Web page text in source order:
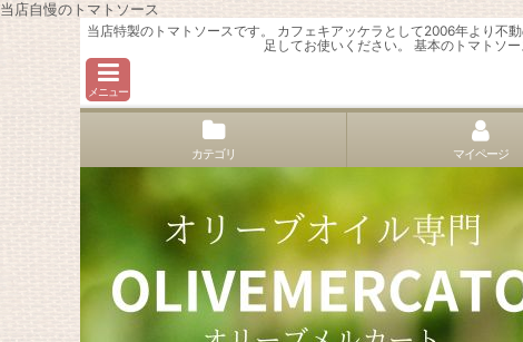
当店自慢のトマトソース
当店特製のトマトソースです。 カフェキアッケラとして2006年より不
足してお使いください。 基本のトマトソ
メニュー
カテゴリ マイページ